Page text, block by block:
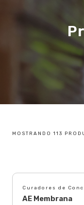
MOSTRANDO 113
Curadores de
AE Membrana